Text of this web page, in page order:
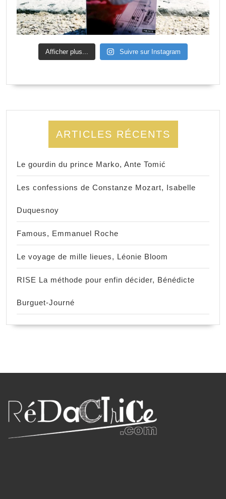
Afficher plus... Suivre sur Instagram
ARTICLES RÉCENTS
Le gourdin du prince Marko, Ante Tomić
Les confessions de Constanze Mozart, Isabelle
Duquesnoy
Famous, Emmanuel Roche
Le voyage de mille lieues, Léonie Bloom
RISE La méthode pour enfin décider, Bénédicte
Burguet-Journé